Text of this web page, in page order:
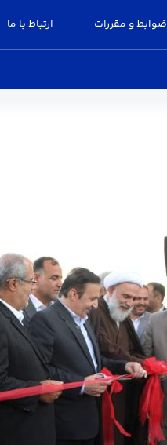
ضوابط و مقررات ارتباط با ما